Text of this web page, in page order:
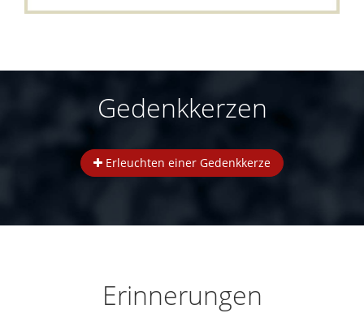
Gedenkkerzen
Erleuchten einer Gedenkkerze
Erinnerungen